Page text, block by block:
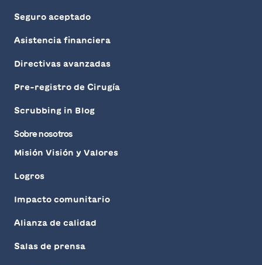
Seguro aceptado
Asistencia financiera
Directivas avanzadas
Pre-registro de Cirugía
Scrubbing in Blog
Sobre nosotros
Misión Visión y Valores
Logros
Impacto comunitario
Alianza de calidad
Salas de prensa